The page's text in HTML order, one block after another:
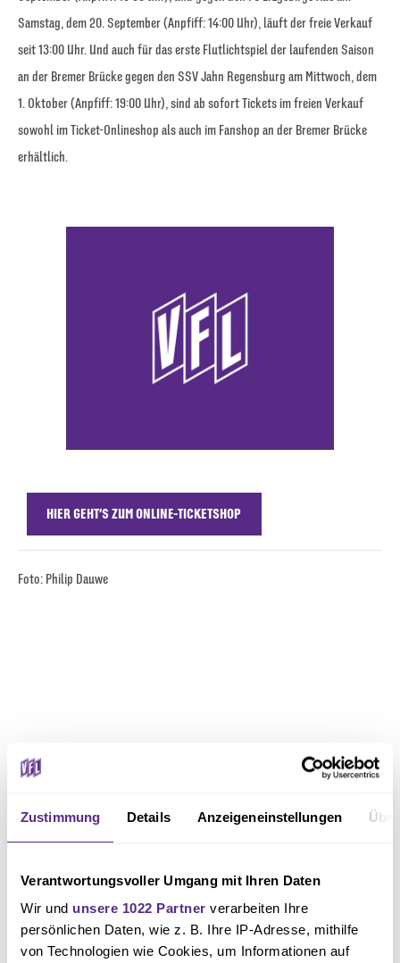
Zustimmung Details Anzeigeneinstellungen
Verantwortungsvoller Umgang mit Ihren Daten
Wir und unsere 1022 Partner verarbeiten Ihre
persönlichen Daten, wie z. B. Ihre IP-Adresse, mithilfe
von Technologien wie Cookies, um Informationen auf
Samstag, dem 20. September (Anpfiff: 14:00 Uhr), läuft der freie Verkauf
seit 13:00 Uhr. Und auch für das erste Flutlichtspiel der laufenden Saison
an der Bremer Brücke gegen den SSV Jahn Regensburg am Mittwoch, dem
1. Oktober (Anpfiff: 19:00 Uhr), sind ab sofort Tickets im freien Verkauf
sowohl im Ticket-Onlineshop als auch im Fanshop an der Bremer Brücke
erhältlich.
HIER GEHT'S ZUM ONLINE-TICKETSHOP
Foto: Philip Dauwe